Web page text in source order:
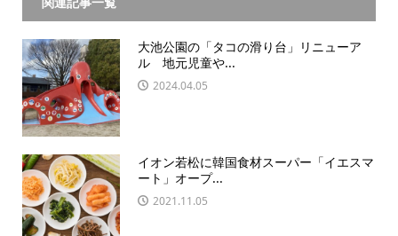
大池公園の「タコの滑り台」リニューア
ル 地元児童や...
2024.04.05
イオン若松に韓国食材スーパー「イエスマ
ート」オープ...
2021.11.05